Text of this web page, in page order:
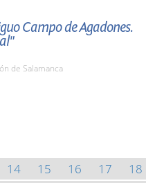
Campo de Agadones.
de Salamanca
14 15 16 17 18